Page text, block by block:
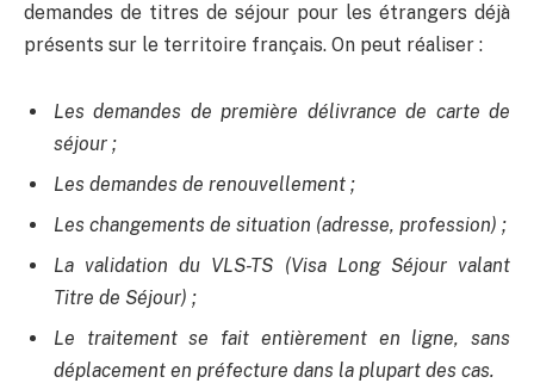
demandes de titres de séjour pour les étrangers déjà
présents sur le territoire français. On peut réaliser :
Les demandes de première délivrance de carte de
séjour ;
Les demandes de renouvellement ;
Les changements de situation (adresse, profession) ;
La validation du VLS-TS (Visa Long Séjour valant
Titre de Séjour) ;
Le traitement se fait entièrement en ligne, sans
déplacement en préfecture dans la plupart des cas.